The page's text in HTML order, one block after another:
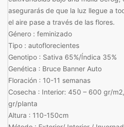
asegurarás de que la luz llegue a
el aire pase a través de las flores.
Género : feminizado
Tipo : autoflorecientes
Genotipo : Sativa 65%/Índica 35%
Genética : Bruce Banner Auto
Floración : 10-11 semanas
Cosecha : Interior: 450 – 600 gr/
gr/planta
Altura : 110-150cm